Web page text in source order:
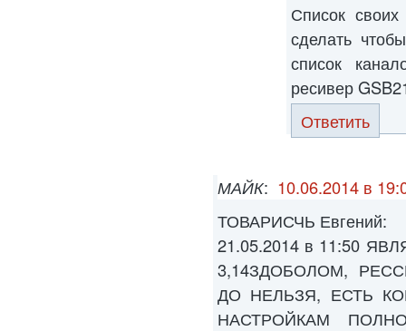
Список
сделать
список
ресивер
Ответить
МАЙК: 10.06.2014 в
ТОВАРИСЧЬ Евгений:
21.05.2014 в 11:50
3,14ЗДОБОЛОМ,
ДО НЕЛЬЗЯ, ЕСТЬ
НАСТРОЙКАМ